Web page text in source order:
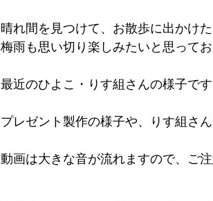
晴れ間を見つけて、お散歩に出かけ
梅雨も思い切り楽しみたいと思っ
最近のひよこ・りす組さんの様子で
プレゼント製作の様子や、りす組さ
動画は大きな音が流れますので、ご注